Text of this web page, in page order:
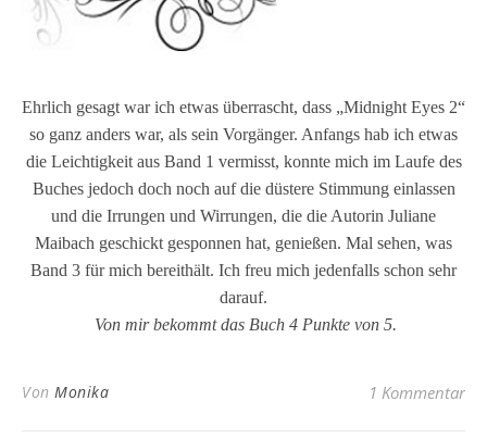
Ehrlich gesagt war ich etwas überrascht, dass „Midnight Eyes 2“
so ganz anders war, als sein Vorgänger. Anfangs hab ich etwas
die Leichtigkeit aus Band 1 vermisst, konnte mich im Laufe des
Buches jedoch doch noch auf die düstere Stimmung einlassen
und die Irrungen und Wirrungen, die die Autorin Juliane
Maibach geschickt gesponnen hat, genießen. Mal sehen, was
Band 3 für mich bereithält. Ich freu mich jedenfalls schon sehr
darauf.
Von mir bekommt das Buch 4 Punkte von 5.
Von Monika 1 Kommentar